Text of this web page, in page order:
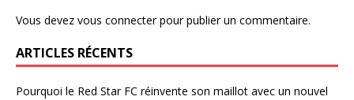
Vous devez vous connecterpour publier un commentaire.
ARTICLES RÉCENTS
Pourquoi le Red Star FC réinvente son maillot avec un nouvel